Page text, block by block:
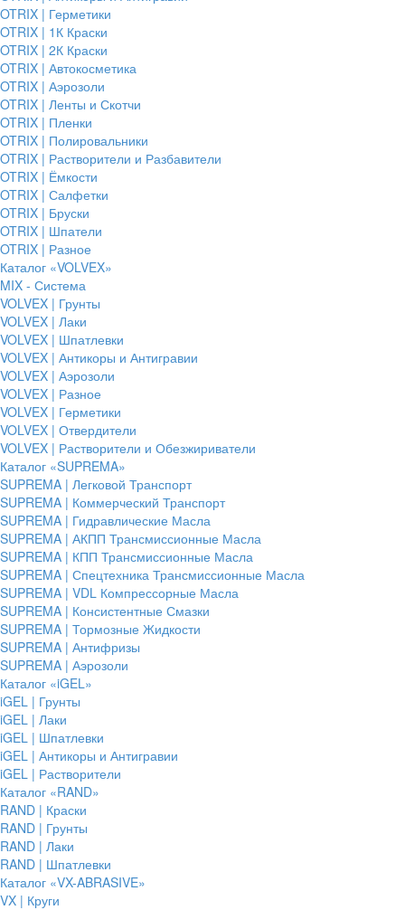
OTRIX | Герметики
OTRIX | 1К Краски
OTRIX | 2К Краски
OTRIX | Автокосметика
OTRIX | Аэрозоли
OTRIX | Ленты и Скотчи
OTRIX | Пленки
OTRIX | Полировальники
OTRIX | Растворители и Разбавители
OTRIX | Ёмкости
OTRIX | Салфетки
OTRIX | Бруски
OTRIX | Шпатели
OTRIX | Разное
Каталог «VOLVEX»
MIX - Система
VOLVEX | Грунты
VOLVEX | Лаки
VOLVEX | Шпатлевки
VOLVEX | Антикоры и Антигравии
VOLVEX | Аэрозоли
VOLVEX | Разное
VOLVEX | Герметики
VOLVEX | Отвердители
VOLVEX | Растворители и Обезжириватели
Каталог «SUPREMA»
SUPREMA | Легковой Транспорт
SUPREMA | Коммерческий Транспорт
SUPREMA | Гидравлические Масла
SUPREMA | АКПП Трансмиссионные Масла
SUPREMA | КПП Трансмиссионные Масла
SUPREMA | Спецтехника Трансмиссионные Масла
SUPREMA | VDL Компрессорные Масла
SUPREMA | Консистентные Смазки
SUPREMA | Тормозные Жидкости
SUPREMA | Антифризы
SUPREMA | Аэрозоли
Каталог «iGEL»
iGEL | Грунты
iGEL | Лаки
iGEL | Шпатлевки
iGEL | Антикоры и Антигравии
iGEL | Растворители
Каталог «RAND»
RAND | Краски
RAND | Грунты
RAND | Лаки
RAND | Шпатлевки
Каталог «VX-ABRASIVE»
VX | Круги